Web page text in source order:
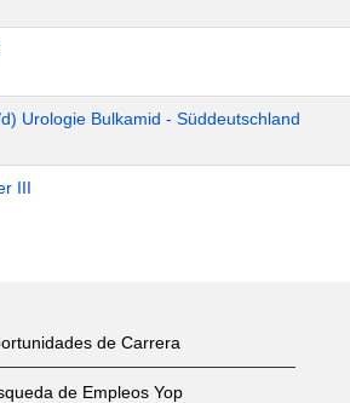
Urologie Bulkamid - Süddeutschland
III
de Carrera
de Empleos Yop